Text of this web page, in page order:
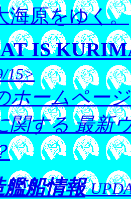
海原をゆく。
IS
15>
ホームペー
関する 最新
艦船情報